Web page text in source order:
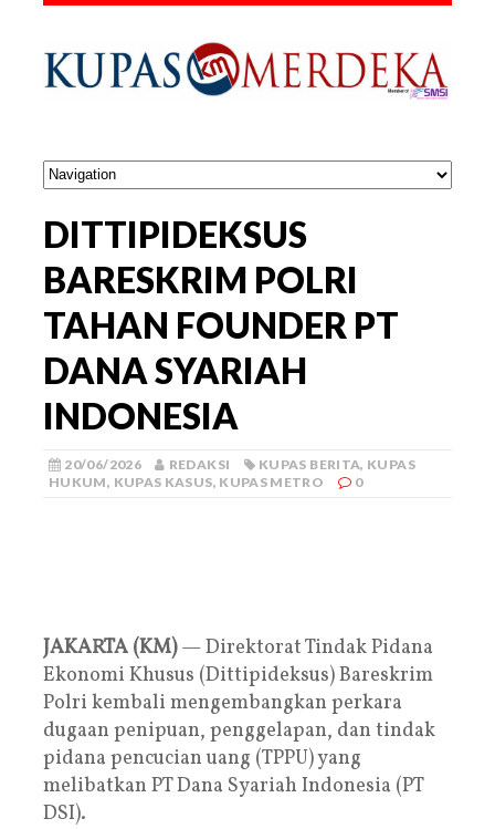
DITTIPIDEKSUS
BARESKRIM POLRI
TAHAN FOUNDER PT
DANA SYARIAH
INDONESIA
20/06/2026 REDAKSI KUPAS BERITA, KUPAS
HUKUM, KUPAS KASUS, KUPAS METRO 0
JAKARTA (KM)— Direktorat Tindak Pidana
Ekonomi Khusus (Dittipideksus) Bareskrim
Polri kembali mengembangkan perkara
dugaan penipuan, penggelapan, dan tindak
pidana pencucian uang (TPPU) yang
melibatkan PT Dana Syariah Indonesia (PT
DSI).